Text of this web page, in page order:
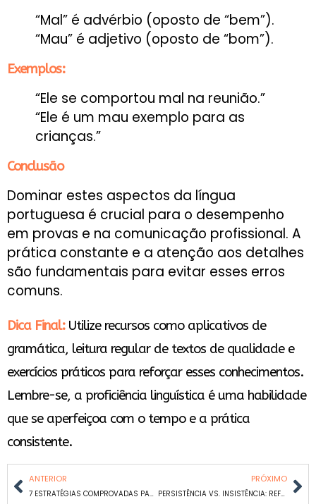
“Mal” é advérbio (oposto de “bem”).
“Mau” é adjetivo (oposto de “bom”).
Exemplos:
“Ele se comportou mal na reunião.”
“Ele é um mau exemplo para as
crianças.”
Conclusão
Dominar estes aspectos da língua
portuguesa é crucial para o desempenho
em provas e na comunicação profissional. A
prática constante e a atenção aos detalhes
são fundamentais para evitar esses erros
comuns.
Dica Final:Utilize recursos como aplicativos de
gramática, leitura regular de textos de qualidade e
exercícios práticos para reforçar esses conhecimentos.
Lembre-se, a proficiência linguística é uma habilidade
que se aperfeiçoa com o tempo e a prática
consistente.
ANTERIOR
7 ESTRATÉGIAS COMPROVADAS PARA OTIMIZAR SUA ROTINA DE ESTUDOS
PRÓXIMO
PERSISTÊNCIA VS. INSISTÊNCIA: REFLEXÕES SOBRE A JORNADA DE CONCURSEIRO